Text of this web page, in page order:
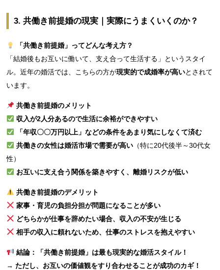
3. 共働き前提婚の現実｜実際にうまくいくのか？
「共働き前提婚」ってどんな考え方？
「結婚後もお互いに働いて、支え合って生活する」というスタイ
ル。近年の婚活では、こちらの方が現実的で成婚率が高いとされて
います。
共働き前提婚のメリット
収入が2人分あるので生活に余裕ができやすい
「年収〇〇万円以上」などの条件をあまり気にしなくて済む
共働きの女性は婚活市場で需要が高い （特に20代後半～30代女
性）
お互いに支え合う関係を築きやすく、離婚リスクが低い
共働き前提婚のデメリット
家事・育児の負担分担が問題になることが多い
どちらかが仕事を辞めたい場合、収入の不安が生じる
相手の収入に頼れないため、仕事のストレスを抱えやすい
結論：「共働き前提婚」は最も現実的な婚活スタイル！
→ただし、お互いの価値観をすり合わせることが成功のカギ！